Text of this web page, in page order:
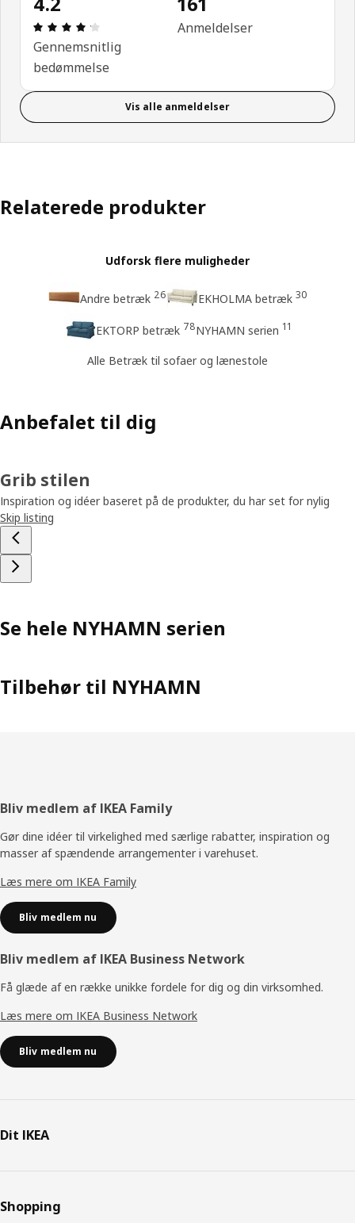
Anmeldelse: 4.2 Ud af 5 Stjerner. Anmeldelser i
Gennemsnitlig
bedømmelse
Anmeldelser
Vis alle anmeldelser
Relaterede produkter
Udforsk flere muligheder
Andre betræk 26 EKHOLMA betræk 30
EKTORP betræk 78NYHAMN serien 11
Alle Betræk til sofaer og lænestole
Anbefalet til dig
Grib stilen
Inspiration og idéer baseret på de produkter, du har set for nylig
Skip listing
Se hele NYHAMN serien
Tilbehør til NYHAMN
Footer
Bliv medlem af IKEA Family
Gør dine idéer til virkelighed med særlige rabatter, inspiration og
masser af spændende arrangementer i varehuset.
Læs mere om IKEA Family
Bliv medlem nu
Bliv medlem af IKEA Business Network
Få glæde af en række unikke fordele for dig og din virksomhed.
Læs mere om IKEA Business Network
Bliv medlem nu
Dit IKEA
Shopping